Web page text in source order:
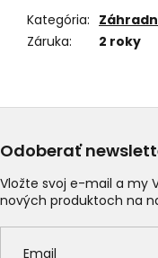
Kategória:
Záruka: 2 roky
Odoberať
Vložte svoj e-mail a my
nových produktoch na
Email